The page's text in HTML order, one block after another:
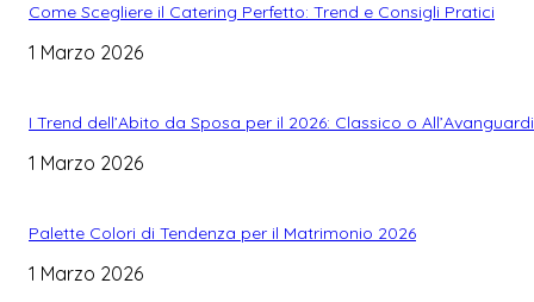
Come Scegliere il Catering Perfetto: Trend e Consigli Pratici
1 Marzo 2026
I Trend dell’Abito da Sposa per il 2026: Classico o
1 Marzo 2026
Palette Colori di Tendenza per il Matrimonio 2026
1 Marzo 2026